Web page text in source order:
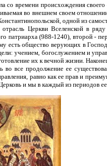
со времени происхождения
во внешнем своем
одной из
Церкви Вселенской в
(988-1240), второй -
есть общество верующих в
учением, богослужением и
их к вечной жизни.
все продолжение ее
равно как ее прав и
и мы в каждый из периодов